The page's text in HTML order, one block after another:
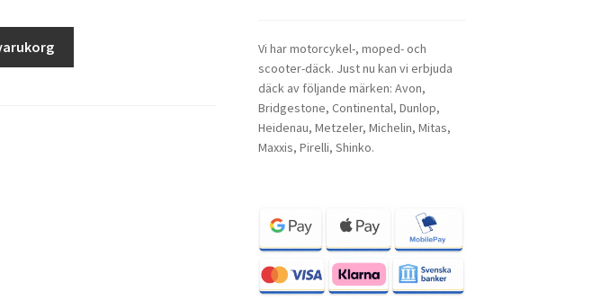
Vi har motorcykel-, moped- och
scooter-däck. Just nu kan vi erbjuda
däck av följande märken: Avon,
Bridgestone, Continental, Dunlop,
Heidenau, Metzeler, Michelin, Mitas,
Maxxis, Pirelli, Shinko.